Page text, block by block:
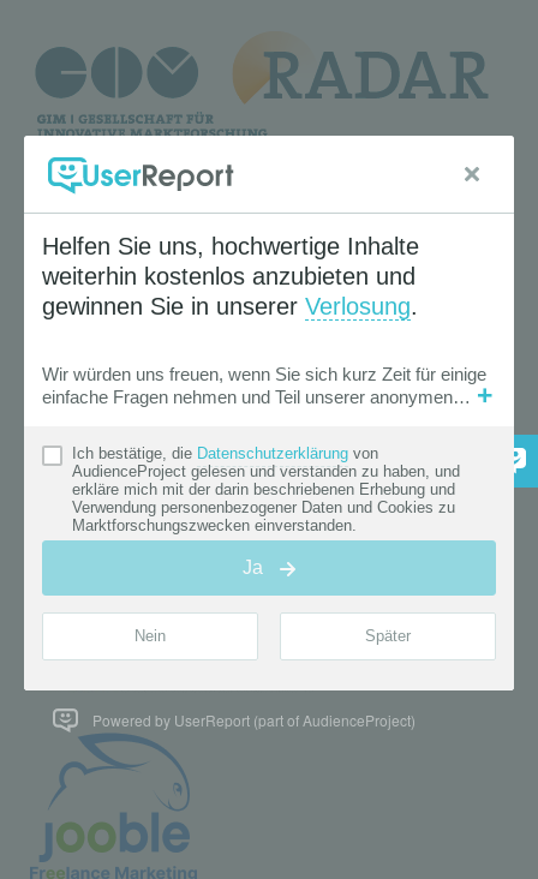
Powered by UserReport (part of AudienceProject)